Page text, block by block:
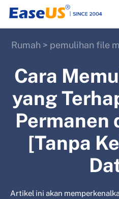
Rumah > pemulihan file
Cara
yang
Permanen
[Tanpa
Artikel ini akan